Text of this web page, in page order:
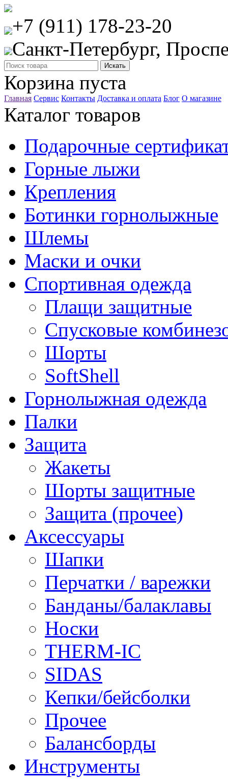
+7 (911) 178-23-20
Санкт-Петербург,
Корзина пуста
Главная Сервис Контакты Доставка и оплата Блог О магазине
Каталог товаров
Подарочные
Горные лыжи
Крепления
Ботинки горнолыжные
Шлемы
Маски и очки
Спортивная одежда
Плащи защитные
Спусковые
Шорты
SoftShell
Горнолыжная одежда
Палки
Защита
Жакеты
Шорты защитные
Защита (прочее)
Аксессуары
Шапки
Перчатки / варежки
Банданы/балаклавы
Носки
THERM-IC
SIDAS
Кепки/бейсболки
Прочее
Балансборды
Инструменты